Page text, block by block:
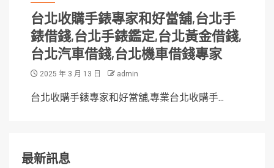
台北收購手錶專家和好當舖,台北手
錶借錢,台北手錶鑑定,台北黃金借錢,
台北汽車借錢,台北機車借錢專家
2025 年 3 月 13 日 admin
台北收購手錶專家和好當舖,專業台北收購手...
最新訊息